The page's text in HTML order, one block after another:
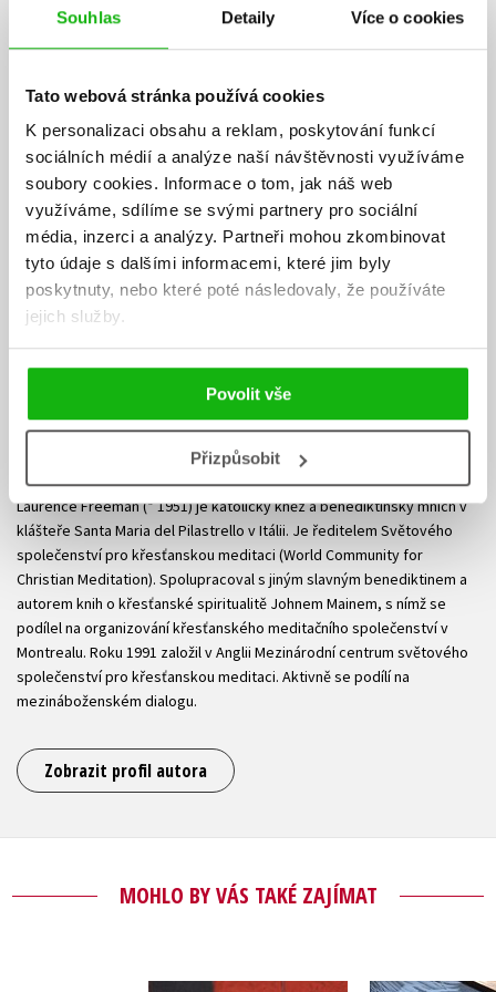
Souhlas Detaily Více o cookies
Tato webová stránka používá cookies
K personalizaci obsahu a reklam, poskytování funkcí
sociálních médií a analýze naší návštěvnosti využíváme
soubory cookies. Informace o tom, jak náš web
využíváme, sdílíme se svými partnery pro sociální
média, inzerci a analýzy. Partneři mohou zkombinovat
tyto údaje s dalšími informacemi, které jim byly
poskytnuty, nebo které poté následovaly, že používáte
jejich služby.
Povolit vše
Přizpůsobit
Laurence Freeman (* 1951) je katolický kněz a benediktinský mnich v
klášteře Santa Maria del Pilastrello v Itálii. Je ředitelem Světového
společenství pro křesťanskou meditaci (World Community for
Christian Meditation). Spolupracoval s jiným slavným benediktinem a
autorem knih o křesťanské spiritualitě Johnem Mainem, s nímž se
podílel na organizování křesťanského meditačního společenství v
Montrealu. Roku 1991 založil v Anglii Mezinárodní centrum světového
společenství pro křesťanskou meditaci. Aktivně se podílí na
mezináboženském dialogu.
Zobrazit profil autora
MOHLO BY VÁS TAKÉ ZAJÍMAT